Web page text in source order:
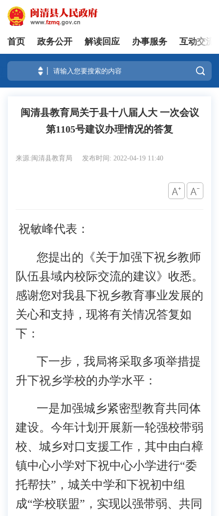
登录
首页 政务公开 解读回应 办事服务 互动交流

闽清县教育局关于县十八届人大 一次会议
第1105号建议办理情况的答复
来源:闽清县教育局 发布时间: 2022-04-19 11:40
祝敏峰代表：
您提出的《关于加强下祝乡教师
队伍县域内校际交流的建议》收悉。
感谢您对我县下祝乡教育事业发展的
关心和支持，现将有关情况答复如
下：
下一步，我局将采取多项举措提
升下祝乡学校的办学水平：
一是加强城乡紧密型教育共同体
建设。今年计划开展新一轮强校带弱
校、城乡对口支援工作，其中由白樟
镇中心小学对下祝中心小学进行“委
托帮扶”，城关中学和下祝初中组
成“学校联盟”，实现以强带弱、共同